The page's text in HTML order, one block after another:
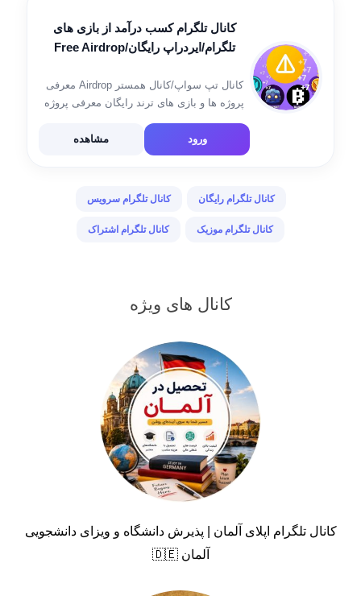
کانال تلگرام کسب درآمد از بازی های
تلگرام/ایردراپ رایگان/Free Airdrop
کانال تپ سواپ/کانال همستر Airdrop معرفی
پروژه ها و بازی های ترند رایگان معرفی پروژه
اخبار ارز دیجیتال
ورود مشاهده
کانال تلگرام رایگان کانال تلگرام سرویس
کانال تلگرام موزیک کانال تلگرام اشتراک
کانال های ویژه
کانال تلگرام اپلای آلمان | پذیرش دانشگاه و ویزای دانشجویی
آلمان 🇩🇪